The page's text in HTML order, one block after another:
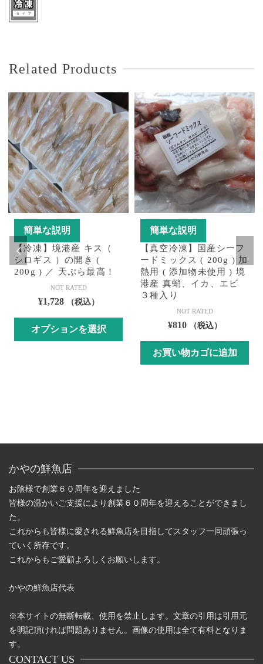
Related Products
簡単な説明
【冷凍】境港産 キス（
シロギス ）の開き (
200g ) ／ 天ぷら最高！
NOT RATED
¥1,728 （税込）
オプションを選択
数
バ
リ
エ
ー
シ
ョ
ン
あ
ま
す。
オ
プ
簡単な説明
【真空冷凍】国産シーフ
ードミックス ( 200g ) 加
熱用 ( 添加物未使用 ) 境
港産 真蛸、イカ、エビ
３種入り
NOT RATED
¥810 （税込）
お買い物カゴに追加
かやの鮮魚店
お陰様で創業６０周年を迎えました
皆様の温かいご支援により創業６０周年を迎えることができまし
た。
これからも皆様に愛される鮮魚店を目指してスタッフ一同頑張っ
ていく所存です。
これからもご愛顧よろしくお願いします。
かやの鮮魚店代表
※本サイトの無断転載、使用を禁止します。文章の引用は引用元
を明記頂ければ問題ありません。画像の使用は全て有料となりま
す。
CONTACT US